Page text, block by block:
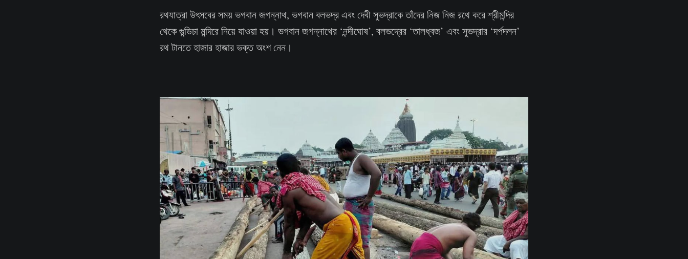
রথযাত্রা উৎসবের সময় ভগবান জগন্নাথ, ভগবান বলভদ্র এবং দেবী সুভদ্রাকে তাঁদের নিজ নিজ রথে করে শ্রীমন্দির
থেকে গুন্ডিচা মন্দিরে নিয়ে যাওয়া হয়। ভগবান জগন্নাথের ‘নন্দীঘোষ’, বলভদ্রের ‘তালধ্বজ’ এবং সুভদ্রার ‘দর্পদলন’
রথ টানতে হাজার হাজার ভক্ত অংশ নেন।